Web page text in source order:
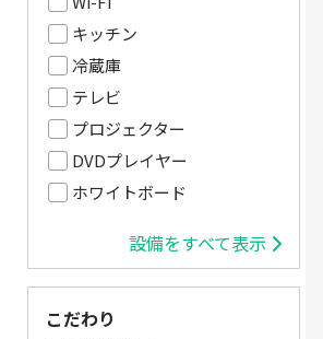
テレビ
キッチン
プロジェクター
ホワイトボード
DVDプレイヤー
冷蔵庫
設備をすべて表示
こだわり